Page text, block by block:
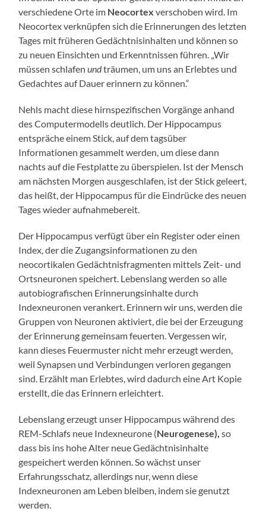
verschiedene Orte im Neocortex verschoben wird. Im
Neocortex verknüpfen sich die Erinnerungen des letzten
Tages mit früheren Gedächtnisinhalten und können so
zu neuen Einsichten und Erkenntnissen führen. „Wir
müssen schlafenundträumen, um uns an Erlebtes und
Gedachtes auf Dauer erinnern zu können.“
Nehls macht diese hirnspezifischen Vorgänge anhand
des Computermodells deutlich. Der Hippocampus
entspräche einem Stick, auf dem tagsüber
Informationen gesammelt werden, um diese dann
nachts auf die Festplatte zu überspielen. Ist der Mensch
am nächsten Morgen ausgeschlafen, ist der Stick geleert,
das heißt, der Hippocampus für die Eindrücke des neuen
Tages wieder aufnahmebereit.
Der Hippocampus verfügt über ein Register oder einen
Index, der die Zugangsinformationen zu den
neocortikalen Gedächtnisfragmenten mittels Zeit- und
Ortsneuronen speichert. Lebenslang werden so alle
autobiografischen Erinnerungsinhalte durch
Indexneuronen verankert. Erinnern wir uns, werden die
Gruppen von Neuronen aktiviert, die bei der Erzeugung
der Erinnerung gemeinsam feuerten. Vergessen wir,
kann dieses Feuermuster nicht mehr erzeugt werden,
weil Synapsen und Verbindungen verloren gegangen
sind. Erzählt man Erlebtes, wird dadurch eine Art Kopie
erstellt, die das Erinnern erleichtert.
Lebenslang erzeugt unser Hippocampus während des
REM-Schlafs neue Indexneurone (Neurogenese), so
dass bis ins hohe Alter neue Gedächtnisinhalte
gespeichert werden können. So wächst unser
Erfahrungsschatz, allerdings nur, wenn diese
Indexneuronen am Leben bleiben, indem sie genutzt
werden.